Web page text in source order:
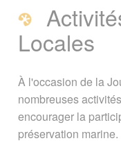
Locales
À l'occasion de la
nombreuses
encourager la
préservation marine.